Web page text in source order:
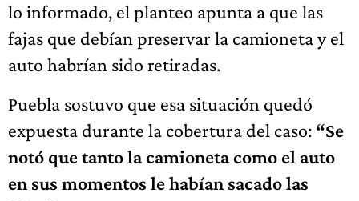
lo informado, el planteo apunta a que las
fajas que debían preservar la camioneta y el
auto habrían sido retiradas.
Puebla sostuvo que esa situación quedó
expuesta durante la cobertura del caso: “Se
notó que tanto la camioneta como el auto
en sus momentos le habían sacado las